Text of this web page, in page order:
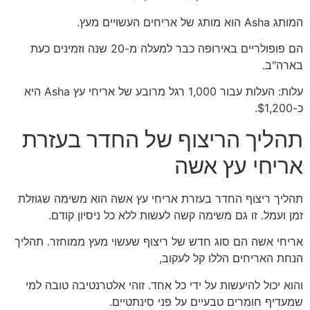
המותג Asha הוא מותג של אריחים העשויים מעץ.
הם פופולריים באירופה כבר למעלה מ-20 שנה וזמינים כעת
בארה"ב.
עלות: העלות עבור 1,000 רגל מרובע של אריחי עץ Asha היא
כ-$1,200.
תהליך הריצוף של החדר בעזרת
אריחי עץ אשה
תהליך ריצוף החדר בעזרת אריחי עץ אשה הוא משימה שגוזלת
זמן ועמל. זו גם משימה קשה לעשות ללא כל ניסיון קודם.
אריחי אשה הם סוג חדש של ריצוף שעשוי מעץ ממוחזר. תהליך
הנחת האריחים הללו קל לעקוב,
והוא יכול להיעשות על ידי כל אחד. זוהי אלטרנטיבה טובה למי
שמעדיף חומרים טבעיים על פני סינתטיים.